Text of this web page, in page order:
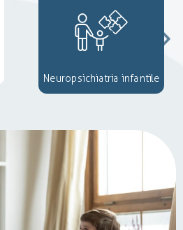
Neuropsichiatria infantile